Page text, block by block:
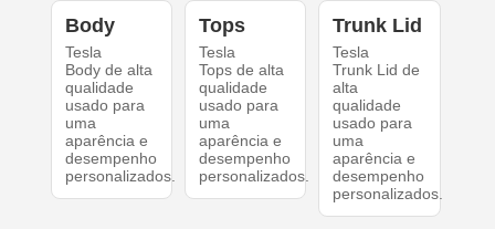
Body
Tesla
Body de alta
qualidade
usado para
uma
aparência e
desempenho
personalizados.
Tops
Tesla
Tops de alta
qualidade
usado para
uma
aparência e
desempenho
personalizados.
Trunk Lid
Tesla
Trunk Lid de
alta
qualidade
usado para
uma
aparência e
desempenho
personalizados.